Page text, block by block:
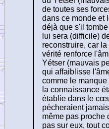
de toutes ses
dans ce monde et
déjà que s'il
lui sera (difficile)
reconstruire, car
vérité renforce
Yétser (mauvais
qui affaiblisse
comme le
la connaissance
établie dans le
pécheraient
même pas proche
pas sur eux, tout